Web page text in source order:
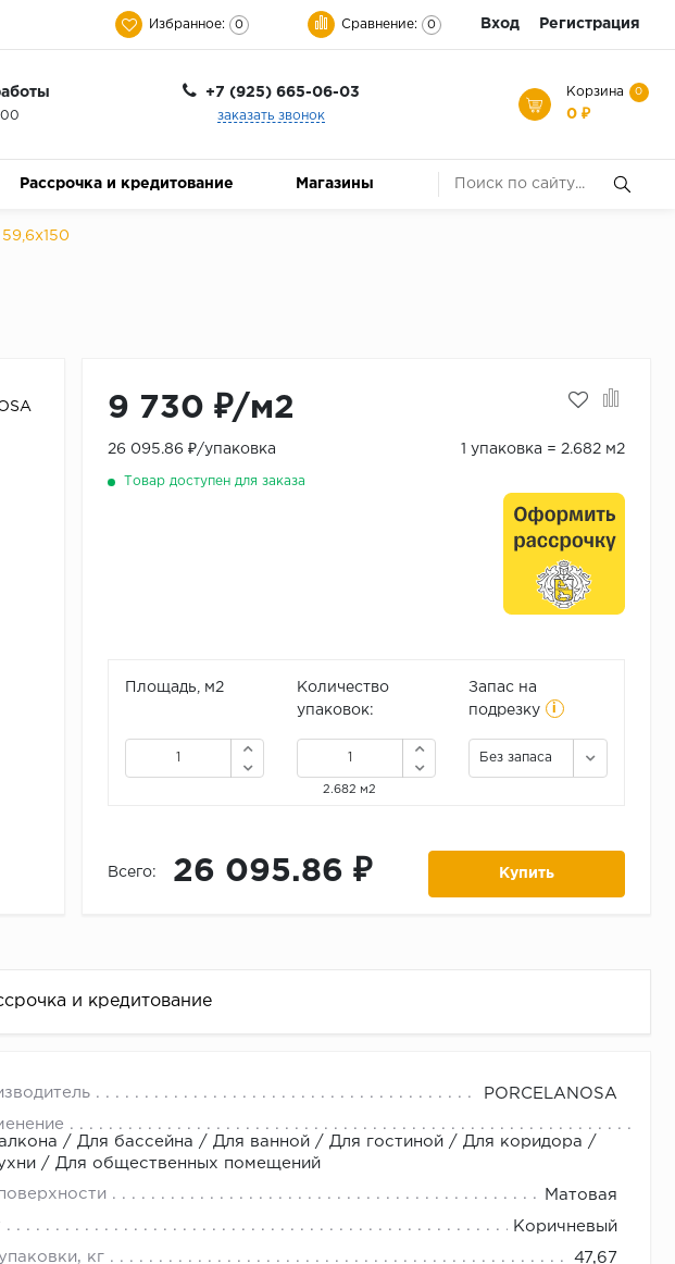
Избранное: 0 Сравнение: 0 Вход Регистрация
+7 (925) 665-06-03
заказать звонок
Корзина 0
0 ₽
Рассрочка и кредитование Магазины
9 730 ₽/м2
26 095.86 ₽/упаковка 1 упаковка = 2.682 м2
Товар доступен для заказа
Площадь, м2
Количество
упаковок:
2.682 м2
Запас на
подрезку
i
Без запаса
Всего: 26 095.86 ₽ Купить
и кредитование
PORCELANOSA
/ Для бассейна / Для ванной / Для гостиной / Для коридора /
/ Для общественных помещений
Матовая
Коричневый
кг 47,67